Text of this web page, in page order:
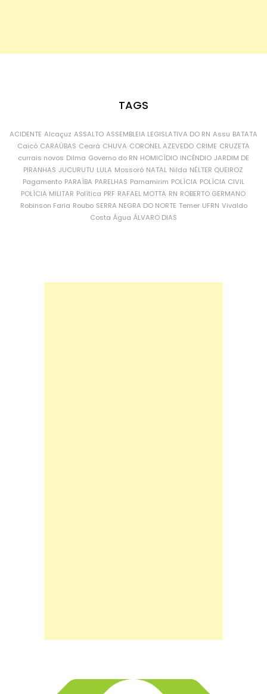
TAGS
ACIDENTE Alcaçuz ASSALTO ASSEMBLEIA LEGISLATIVA DO RN Assu BATATA
Caicó CARAÚBAS Ceará CHUVA CORONEL AZEVEDO CRIME CRUZETA
currais novos Dilma Governo do RN HOMICÍDIO INCÊNDIO JARDIM DE
PIRANHAS JUCURUTU LULA Mossoró NATAL Nilda NÉLTER QUEIROZ
Pagamento PARAÍBA PARELHAS Parnamirim POLÍCIA POLÍCIA CIVIL
POLÍCIA MILITAR Política PRF RAFAEL MOTTA RN ROBERTO GERMANO
Robinson Faria Roubo SERRA NEGRA DO NORTE Temer UFRN Vivaldo
Costa Água ÁLVARO DIAS